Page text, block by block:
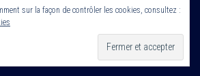
Cornerstone ROS
sur la façon de contrôler les cookies, consultez :